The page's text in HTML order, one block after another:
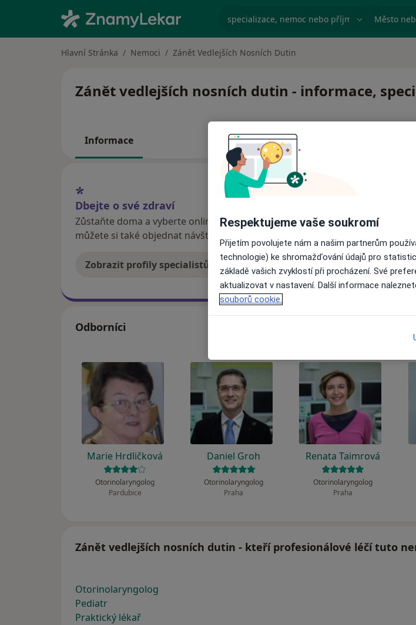
specializace, nemoc nebo příjmení Město
Hlavní Stránka Nemoci Zánět Vedlejších Nosních Dutin
Zánět vedlejších nosních dutin - informace,
Informace
Dbejte o své zdraví
Zůstaňte doma a vyberte online konzultaci pro zahájení nebo pokračování
můžete si také objednat návštěvu v ordinaci.
Zobrazit profily specialistů Jak to funguje?
Odborníci
Marie Hrdličková
Otorinolaryngolog
Pardubice
Daniel Groh
Otorinolaryngolog
Praha
Renata Taimrová
Otorinolaryngolog
Praha
Zánět vedlejších nosních dutin - kteří profesionálové léčí tuto
Otorinolaryngolog
Pediatr
Praktický lékař
Respektujeme vaše soukromí
Přijetím povolujete nám a našim partnerům
technologie) ke shromažďování údajů pro
základě vašich zvyklostí při procházení. Své
aktualizovat v nastavení. Další informace
souborů cookie.